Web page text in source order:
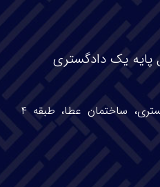
پایه یک دادگستری
رباط‌کریم، خیابان دادگستری، ساختمان عطا، طبقه ۴